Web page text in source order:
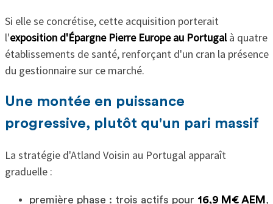
Si elle se concrétise, cette acquisition porterait
l'exposition d'Épargne Pierre Europe au Portugalà quatre
établissements de santé, renforçant d'un cran la présence
du gestionnaire sur ce marché.
Une montée en puissance
progressive, plutôt qu'un pari massif
La stratégie d'Atland Voisin au Portugal apparaît
graduelle :
première phase : trois actifs pour 16,9 M€ AEM